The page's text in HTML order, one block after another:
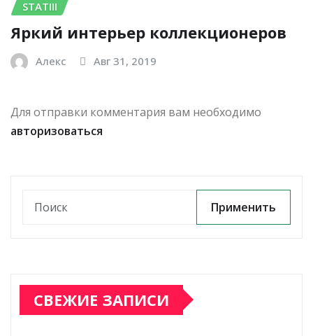
STATIII
Яркий интерьер коллекционеров
Алекс Авг 31, 2019
Для отправки комментария вам необходимо
авторизоваться
Применить
СВЕЖИЕ ЗАПИСИ